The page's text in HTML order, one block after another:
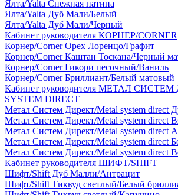
Ялта/Yalta Снежная патина
Ялта/Yalta Дуб Мали/Белый
Ялта/Yalta Дуб Мали/Черный
Кабинет руководителя КОРНЕР/CORNER
Корнер/Corner Орех Лоренцо/Графит
Корнер/Corner Каштан Тоскана/Черный
Корнер/Corner Гикори песочный/Ваниль
Корнер/Corner Бриллиант/Белый матовый
Кабинет руководителя МЕТАЛ
SYSTEM DIRECT
Метал Систем Директ/Metal system direct
Метал Систем Директ/Metal system direct
Метал Систем Директ/Metal system direct
Метал Систем Директ/Metal system direct
Метал Систем Директ/Metal system direct
Кабинет руководителя ШИФТ/SHIFT
Шифт/Shift Дуб Малли/Антрацит
Шифт/Shift Тиквуд светлый/Белый